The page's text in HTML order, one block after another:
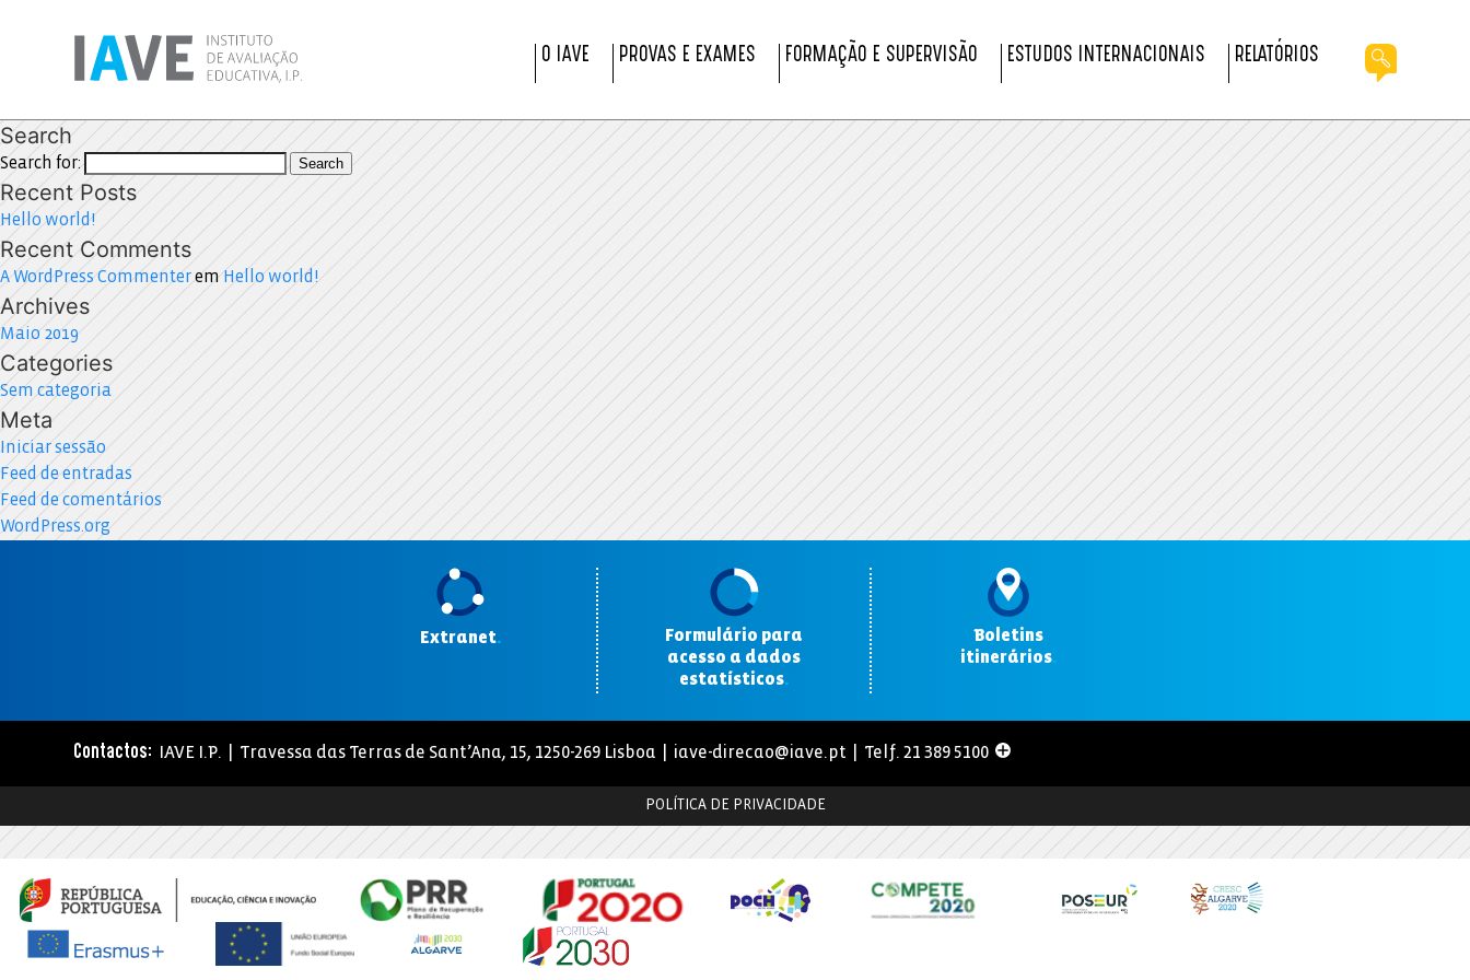
O IAVE PROVAS E EXAMES FORMAÇÃO E SUPERVISÃO ESTUDOS INTERNACIONAIS RELATÓRIOS
Search
Search for: Search
Recent Posts
Hello world!
Recent Comments
A WordPress Commenterem Hello world!
Archives
Maio 2019
Categories
Sem categoria
Meta
Iniciar sessão
Feed de entradas
Feed de comentários
WordPress.org
Extranet.
Formulário para
acesso a dados
estatísticos.
Boletins
itinerários.
Contactos: IAVE I.P. | Travessa das Terras de Sant’Ana, 15, 1250-269 Lisboa | iave-direcao@iave.pt | Telf. 21 389 5100
POLÍTICA DE PRIVACIDADE